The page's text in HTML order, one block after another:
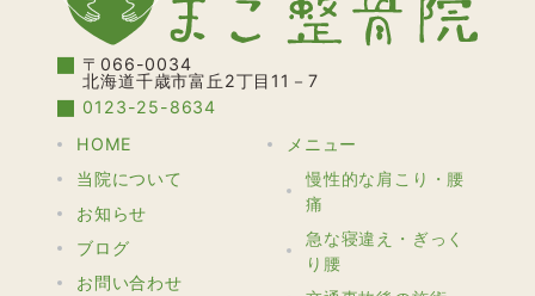
〒066-0034
北海道千歳市富丘2丁目11－7
0123-25-8634
HOME
当院について
お知らせ
ブログ
お問い合わせ
メニュー
慢性的な肩こり・腰
痛
急な寝違え・ぎっく
り腰